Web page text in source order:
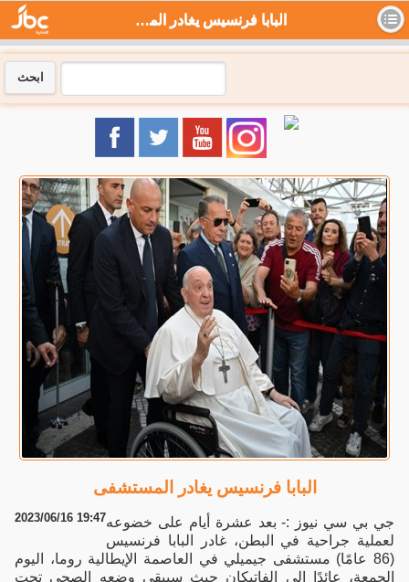
البابا فرنسيس يغادر المستشفى - جي بي سي نيوز
ابحث
البابا فرنسيس يغادر المستشفى
2023/06/16 19:47جي بي سي نيوز :- بعد عشرة أيام على خضوعه
لعملية جراحية في البطن، غادر البابا فرنسيس
(86 عامًا) مستشفى جيميلي في العاصمة الإيطالية روما، اليوم
الجمعة، عائدًا إلى الفاتيكان حيث سيبقى وضعه الصحي تحت